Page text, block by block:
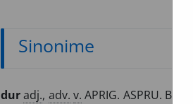
Sinonime
duradj., adv. v. APRIG. ASPRU.